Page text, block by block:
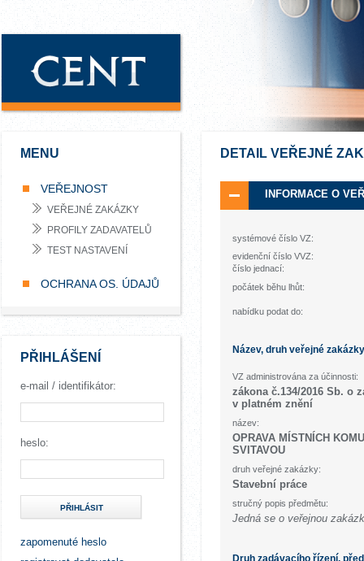
MENU
VEŘEJNOST
VEŘEJNÉ ZAKÁZKY
PROFILY ZADAVATELŮ
TEST NASTAVENÍ
OCHRANA OS. ÚDAJŮ
PŘIHLÁŠENÍ
e-mail / identifikátor:
heslo:
PŘIHLÁSIT
zapomenuté heslo
DETAIL VEŘEJNÉ
INFORMACE O
systémové číslo VZ:
evidenční číslo VVZ:
číslo jednací:
počátek běhu lhůt:
nabídku podat do:
Název, druh veřejné
VZ administrována za účinnosti:
zákona č.134/2016 Sb. o
v platném znění
název:
OPRAVA MÍSTNÍCH
SVITAVOU
druh veřejné zakázky:
Stavební práce
stručný popis předmětu:
Jedná se o veřejnou
Druh zadávacího řízení,